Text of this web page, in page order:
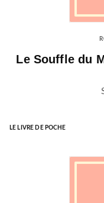
Le Souffle du
LE LIVRE DE POCHE